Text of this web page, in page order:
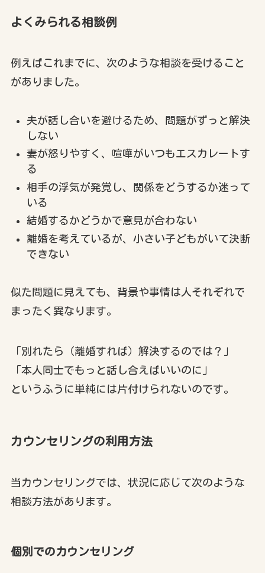
よくみられる相談例
例えばこれまでに、次のような相談を受けること
がありました。
夫が話し合いを避けるため、問題がずっと解決
しない
妻が怒りやすく、喧嘩がいつもエスカレートす
る
相手の浮気が発覚し、関係をどうするか迷って
いる
結婚するかどうかで意見が合わない
離婚を考えているが、小さい子どもがいて決断
できない
似た問題に見えても、背景や事情は人それぞれで
まったく異なります。
「別れたら（離婚すれば）解決するのでは？」
「本人同士でもっと話し合えばいいのに」
というふうに単純には片付けられないのです。
カウンセリングの利用方法
当カウンセリングでは、状況に応じて次のような
相談方法があります。
個別でのカウンセリング